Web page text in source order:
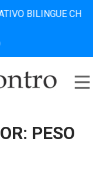
CHE DAL 2006
PESO